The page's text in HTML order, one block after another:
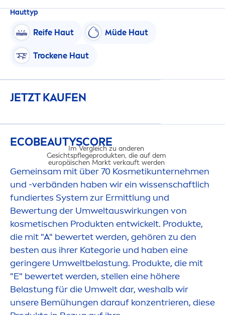
Hauttyp
Reife Haut Müde Haut
Trockene Haut
JETZT KAUFEN
ECOBEAUTYSCORE
Im Vergleich zu anderen
Gesichtspflegeprodukten, die auf dem
europäischen Markt verkauft werden​
Gemeinsam mit über 70 Kosmetikunternehmen
und -verbänden haben wir ein wissenschaftlich
fundiertes System zur Ermittlung und
Bewertung der Umweltauswirkungen von
kosmetischen Produkten entwickelt. Produkte,
die mit "A" bewertet werden, gehören zu den
besten aus ihrer Kategorie und haben eine
geringere Umweltbelastung. Produkte, die mit
"E" bewertet werden, stellen eine höhere
Belastung für die Umwelt dar, weshalb wir
unsere Bemühungen darauf konzentrieren, diese